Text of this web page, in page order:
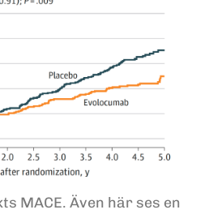
MACE. Även här ses en